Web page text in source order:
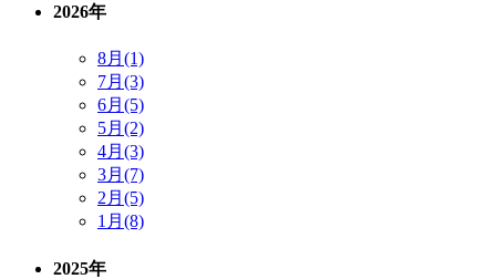
2026年
8月(1)
7月(3)
6月(5)
5月(2)
4月(3)
3月(7)
2月(5)
1月(8)
2025年